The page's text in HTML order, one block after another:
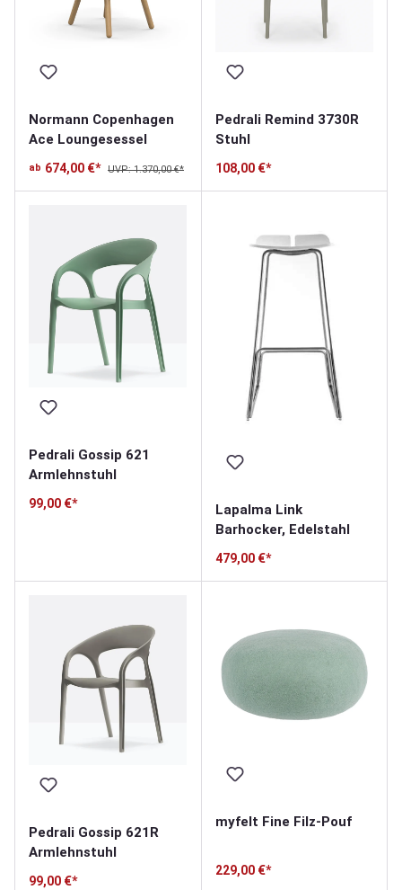
Normann Copenhagen
Ace Loungesessel
ab 674,00 €* UVP: 1.370,00 €*
Pedrali Remind 3730R
Stuhl
108,00 €*
Pedrali Gossip 621
Armlehnstuhl
99,00 €*
Lapalma Link
Barhocker, Edelstahl
479,00 €*
Pedrali Gossip 621R
Armlehnstuhl
99,00 €*
myfelt Fine Filz-Pouf
229,00 €*